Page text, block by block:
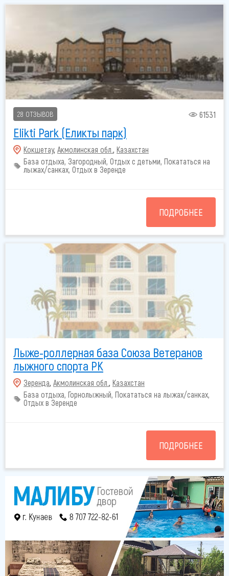
28 ОТЗЫВОВ 61531
Elikti Park (Еликты парк)
Кокшетау, Акмолинская обл. , Казахстан
База отдыха, Загородный, Отдых с детьми, Покататься на
лыжах/санках, Отдых в Зеренде
ПОДРОБНЕЕ
Лыже-роллерная база Союза Ветеранов
лыжного спорта РК
Зеренда, Акмолинская обл. , Казахстан
База отдыха, Горнолыжный, Покататься на лыжах/санках,
Отдых в Зеренде
ПОДРОБНЕЕ